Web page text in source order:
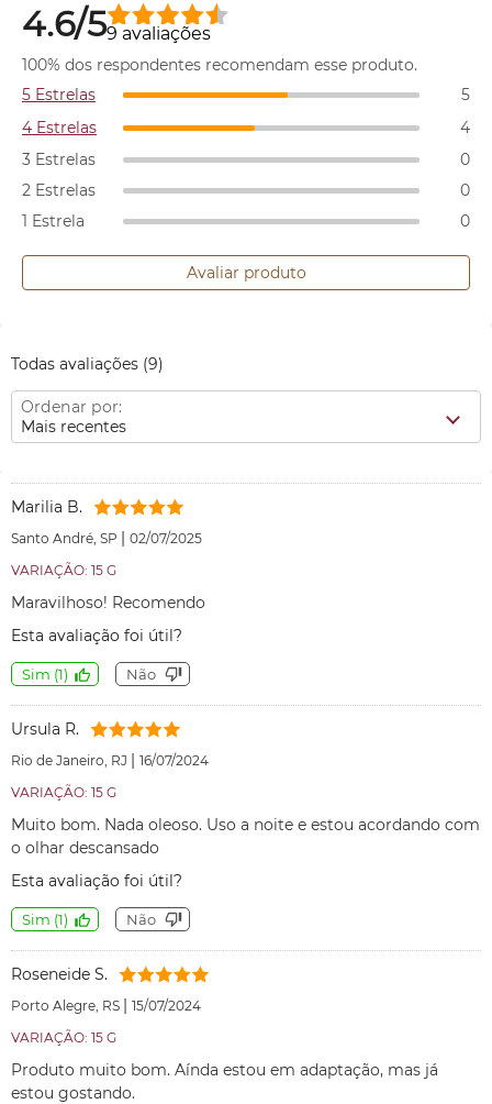
4.6/59 avaliações
100% dos respondentes recomendam esse produto.
5 Estrelas
5
4 Estrelas
4
3 Estrelas
0
2 Estrelas
0
1 Estrela
0
Avaliar produto
Todas avaliações (9)
Ordenar por:
Mais recentes
Marilia B.
Santo André, SP | 02/07/2025
VARIAÇÃO: 15 G
Maravilhoso! Recomendo
Esta avaliação foi útil?
Sim (1) Não
Ursula R.
Rio de Janeiro, RJ | 16/07/2024
VARIAÇÃO: 15 G
Muito bom. Nada oleoso. Uso a noite e estou acordando com
o olhar descansado
Esta avaliação foi útil?
Sim (1) Não
Roseneide S.
Porto Alegre, RS | 15/07/2024
VARIAÇÃO: 15 G
Produto muito bom. Aínda estou em adaptação, mas já
estou gostando.